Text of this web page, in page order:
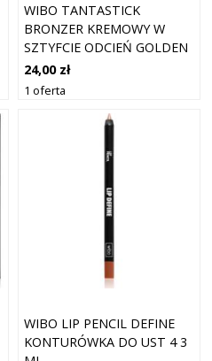
WIBO TANTASTICK
BRONZER KREMOWY W
SZTYFCIE ODCIEŃ GOLDEN
HONEY #2W 6 G
24,00 zł
1 oferta
WIBO LIP PENCIL DEFINE
KONTURÓWKA DO UST 4 3